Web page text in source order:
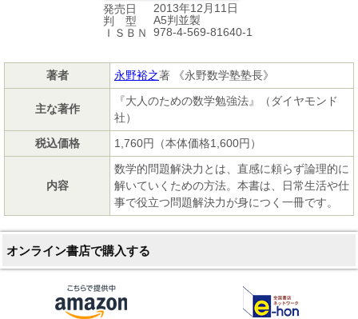
発売日
2013年12月11日
判 型
A5判並製
ＩＳＢＮ
978-4-569-81640-1
著者 永野裕之著 《永野数学塾塾長》
主な著作
『大人のための数学勉強法』（ダイヤモンド
社）
税込価格
1,760円（本体価格1,600円）
内容
数学的問題解決力とは、直感に頼らず論理的に
解いていくための方法。本書は、日常生活や仕
事で役立つ問題解決力が身につく一冊です。
オンライン書店で購入する